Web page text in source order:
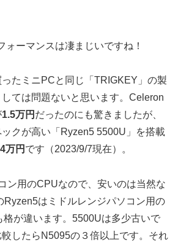
ォーマンスは凄まじいですね！
たミニPCと同じ「TRIGKEY」の製
ては問題ないと思います。Celeron
1.5万円 だったのにも驚きましたが、
クが高い「Ryzen5 5500U」を搭載
万円 です（2023/9/7現在）。
ン用のCPUなので、安いのは当然な
Ryzen5はミドルレンジパソコン用の
が違います。5500Uは多少古いで
したらN5095の３倍以上です。それ